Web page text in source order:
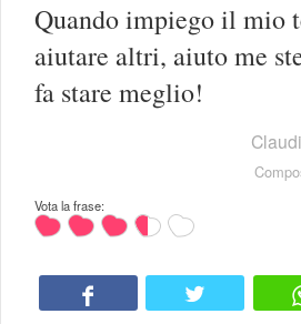
Quando impiego il mio
aiutare altri, aiuto me
fa stare meglio!
Vota la frase: